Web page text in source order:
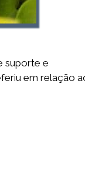
suporte e
em relação